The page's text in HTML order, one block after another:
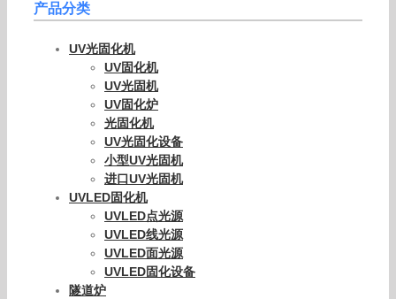
产品分类
UV光固化机
UV固化机
UV光固机
UV固化炉
光固化机
UV光固化设备
小型UV光固机
进口UV光固机
UVLED固化机
UVLED点光源
UVLED线光源
UVLED面光源
UVLED固化设备
隧道炉